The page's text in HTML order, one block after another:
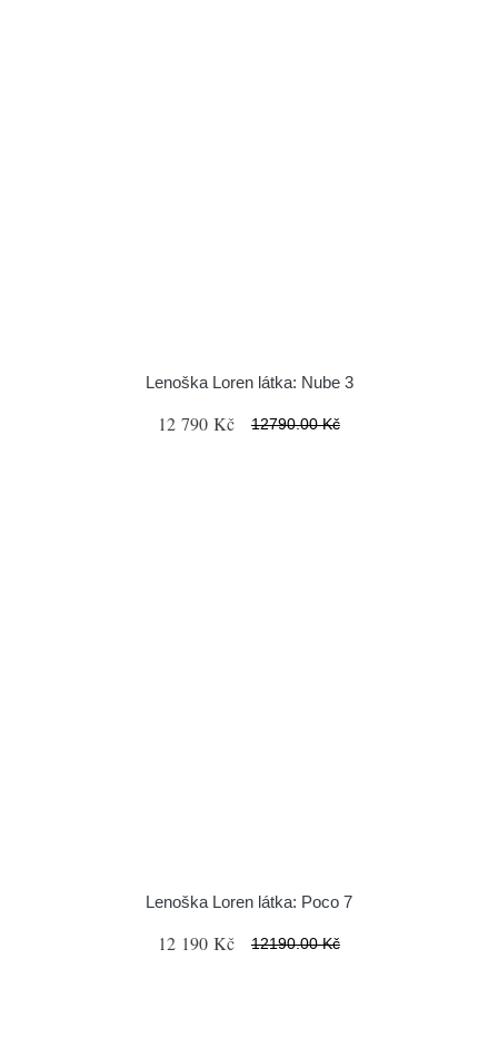
Lenoška Loren látka: Nube 3
12 790 Kč 12790.00 Kč
Lenoška Loren látka: Poco 7
12 190 Kč 12190.00 Kč